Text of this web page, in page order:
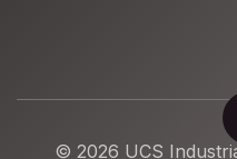
© 2026 UCS